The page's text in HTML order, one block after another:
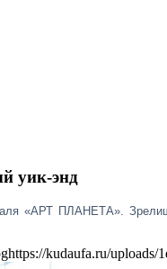
уик-энд
«АРТ ПЛАНЕТА».
https://kudaufa.ru/uploads/